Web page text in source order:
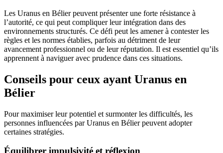
Les Uranus en Bélier peuvent présenter une forte résistance à
l’autorité, ce qui peut compliquer leur intégration dans des
environnements structurés. Ce défi peut les amener à contester les
règles et les normes établies, parfois au détriment de leur
avancement professionnel ou de leur réputation. Il est essentiel qu’ils
apprennent à naviguer avec prudence dans ces situations.
Conseils pour ceux ayant Uranus en
Bélier
Pour maximiser leur potentiel et surmonter les difficultés, les
personnes influencées par Uranus en Bélier peuvent adopter
certaines stratégies.
Équilibrer impulsivité et réflexion